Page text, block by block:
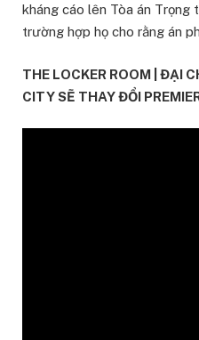
kháng cáo lên Tòa án Trọng
trường hợp họ cho rằng án
THE LOCKER ROOM | ĐẠI
CITY SẼ THAY ĐỔI